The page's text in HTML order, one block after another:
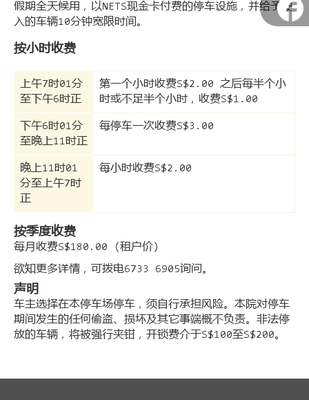
假期全天候用，以NETS现金卡付费的停车设施，并给予驶
入的车辆10分钟宽限时间。
按小时收费
上午7时01分
至下午6时正
第一个小时收费S$2.00 之后每半个小
时或不足半个小时，收费S$1.00
下午6时01分
至晚上11时正
每停车一次收费S$3.00
晚上11时01
分至上午7时
正
每小时收费S$2.00
按季度收费
每月收费S$180.00 (租户价)
欲知更多详情，可拨电6733 6905询问。
声明
车主选择在本停车场停车，须自行承担风险。本院对停车
期间发生的任何偷盗、损坏及其它事端概不负责。非法停
放的车辆，将被强行夹钳，开锁费介于S$100至S$200。